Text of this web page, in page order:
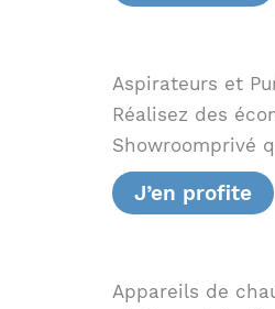
Aspirateurs et
Réalisez des
Showroomprivé
J’en profite
Appareils de